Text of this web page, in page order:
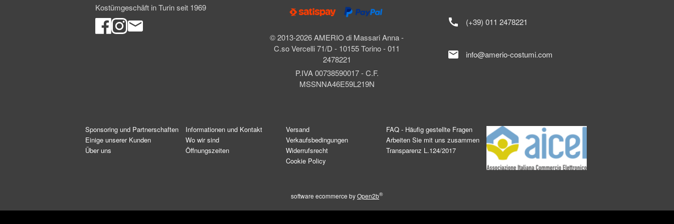
Kostümgeschäft in Turin seit 1969
© 2013-2026 AMERIO di Massari Anna -
C.so Vercelli 71/D - 10155 Torino - 011
2478221
P.IVA 00738590017 - C.F.
MSSNNA46E59L219N
call (+39) 011 2478221
mail info@amerio-costumi.com
Sponsoring und Partnerschaften
Einige unserer Kunden
Über uns
Informationen und Kontakt
Wo wir sind
Öffnungszeiten
Versand
Verkaufsbedingungen
Widerrufsrecht
Cookie Policy
FAQ - Häufig gestellte Fragen
Arbeiten Sie mit uns zusammen
Transparenz L.124/2017
software ecommerce byOpen2b®